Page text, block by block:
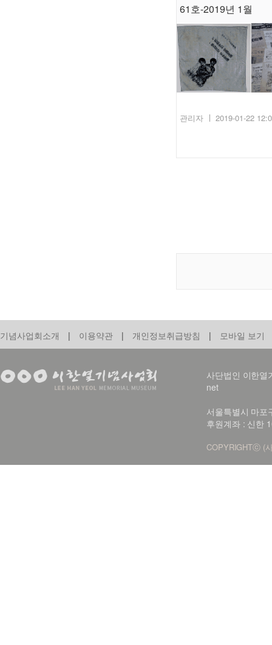
61호-2019년 1월
관리자 2019-01-22
기념사업회소개 | 이용약관 | 개인정보취급방침 | 모바일 보기
사단법인 이한
net
서울특별시 마
후원계좌 : 신한
COPYRIGHTⓒ (